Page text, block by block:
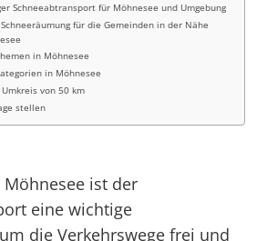
Schneeabtransport für Möhnesee und Umgebung
für die Gemeinden in der Nähe
in Möhnesee
in Möhnesee
von 50 km
stellen
ist der
eine wichtige
die Verkehrswege frei und